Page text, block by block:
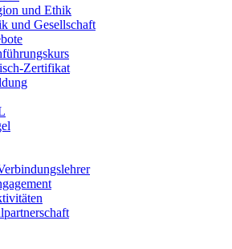
und Ethik
und Gesellschaft
Zertifikat